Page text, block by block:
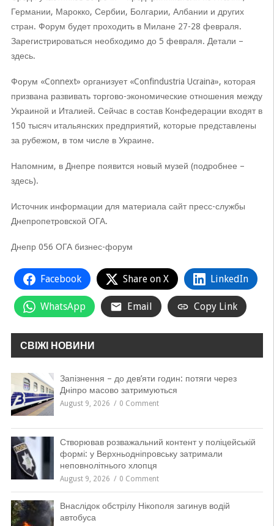
Германии, Марокко, Сербии, Болгарии, Албании и других
стран. Форум будет проходить в Милане 27-28 февраля.
Зарегистрироваться необходимо до 5 февраля. Детали –
здесь.
Форум «Connext» организует «Confindustria Ucraina», которая
призвана развивать торгово-экономические отношения между
Украиной и Италией. Сейчас в состав Конфедерации входят в
150 тысяч итальянских предприятий, которые представлены
за рубежом, в том числе в Украине.
Напомним, в Днепре появится новый музей (подробнее –
здесь).
Источник информации для материала сайт пресс-службы
Днепропетровской ОГА.
Днепр 056 ОГА бизнес-форум
Facebook Share on X LinkedIn
WhatsApp Email Copy Link
СВІЖІ НОВИНИ
Запізнення – до дев’яти годин: потяги через
Дніпро масово затримуються
August 9, 2026 0 Comment
Створював розважальний контент у поліцейській
формі: у Верхньодніпровську затримали
неповнолітнього хлопця
August 9, 2026 0 Comment
Внаслідок обстрілу Нікополя загинув водій
автобуса